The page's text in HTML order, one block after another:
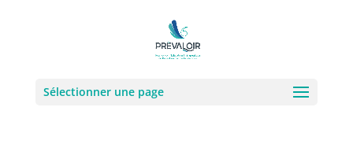
Sélectionner une page